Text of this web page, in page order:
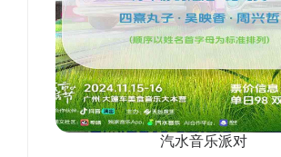
汽水音乐派对